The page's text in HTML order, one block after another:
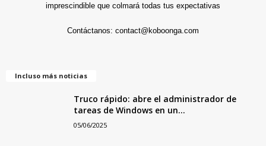
imprescindible que colmará todas tus expectativas
Contáctanos: contact@koboonga.com
Incluso más noticias
Truco rápido: abre el administrador de
tareas de Windows en un...
05/06/2025